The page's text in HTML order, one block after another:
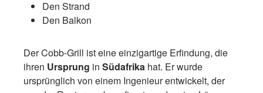
Den Strand
Den Balkon
Der Cobb-Grill ist eine einzigartige Erfindung, die
ihren Ursprung in Südafrika hat. Er wurde
ursprünglich von einem Ingenieur entwickelt, der